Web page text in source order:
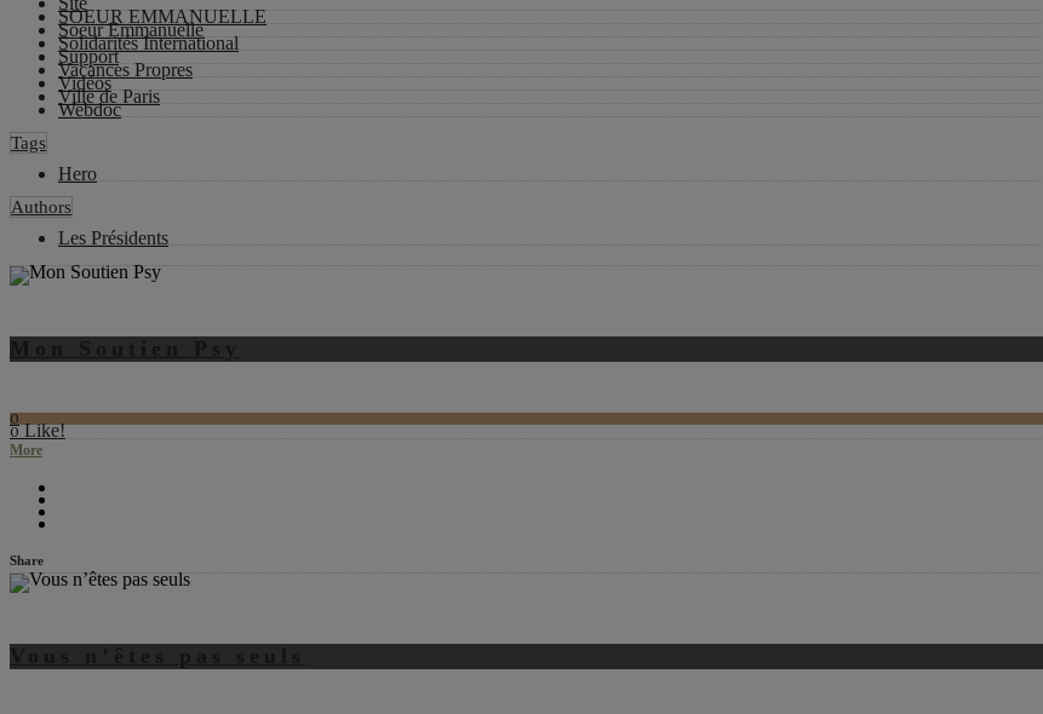
SOEUR EMMANUELLE
Soeur Emmanuelle
Solidarités International
Support
Vacances Propres
Vidéos
Ville de Paris
Webdoc
Tags
Hero
Authors
Les Présidents
0
0 Like!
More
Share